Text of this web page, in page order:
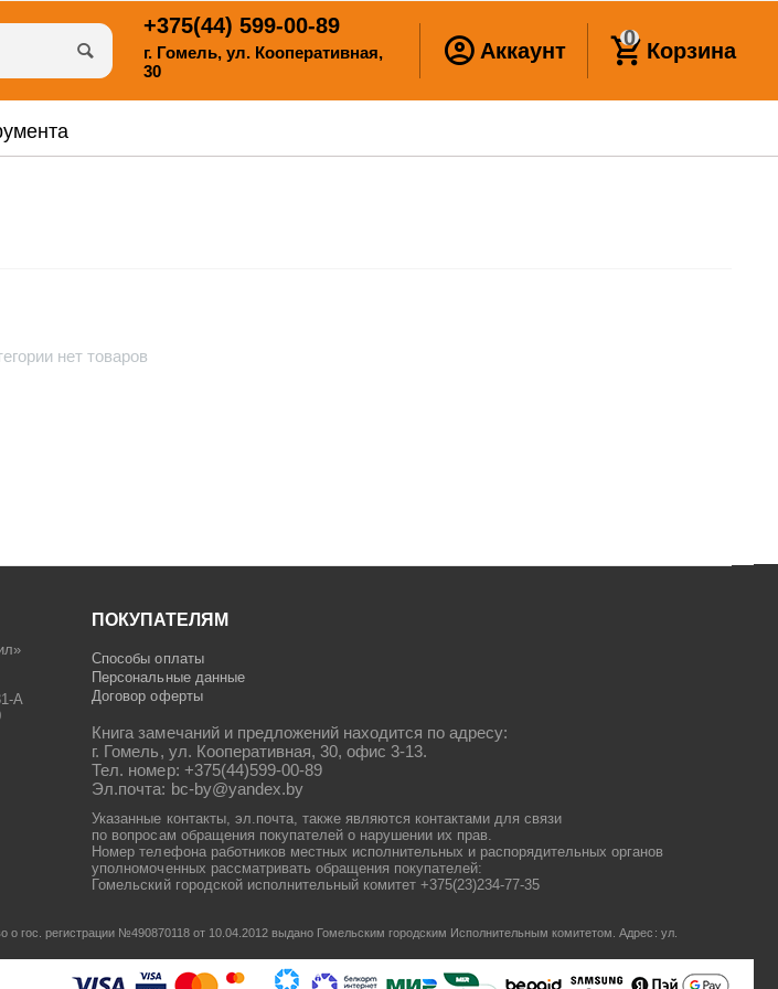
+375(44) 599-00-89
г. Гомель, ул. Кооперативная,
30
Аккаунт
0
Корзина
нет товаров
А
ПОКУПАТЕЛЯМ
Способы оплаты
Персональные данные
Договор оферты
Книга замечаний и предложений находится по адресу:
г. Гомель, ул. Кооперативная, 30, офис 3-13.
Тел. номер: +375(44)599-00-89
Эл.почта: bc-by@yandex.by
Указанные контакты, эл.почта, также являются контактами для связи
по вопросам обращения покупателей о нарушении их прав.
Номер телефона работников местных исполнительных и распорядительных органов
уполномоченных рассматривать обращения покупателей:
Гомельский городской исполнительный комитет +375(23)234-77-35
о гос. регистрации №490870118 от 10.04.2012 выдано Гомельским городским Исполнительным комитетом.Адрес: ул.